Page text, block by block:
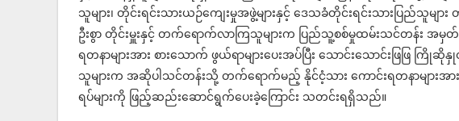
သူများ၊ တိုင်းရင်းသားယဉ်ကျေးမှုအဖွဲ့များနှင့် ဒေသခံတိုင်းရင်းသားပြည်သူမ
ဦးစွာ တိုင်းမှူးနှင့် တက်ရောက်လာကြသူများက ပြည်သူ့စစ်မှုထမ်းသင်တန်း အ
ရတနာများအား စားသောက် ဖွယ်ရာများပေးအပ်ပြီး သောင်းသောင်းဖြဖြ
သူများက အဆိုပါသင်တန်းသို့ တက်ရောက်မည့် နိုင်ငံ့သား ကောင်းရတနာများအာ
ရပ်များကို ဖြည့်ဆည်းဆောင်ရွက်ပေးခဲ့ကြောင်း သတင်းရရှိသည်။